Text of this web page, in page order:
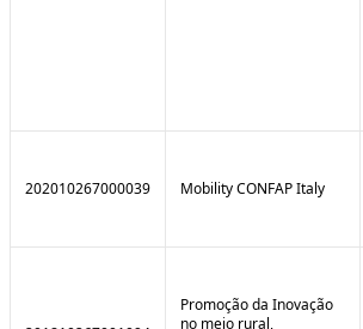
202010267000039 Mobility CONFAP Italy
Promoção da Inovação
no meio rural,